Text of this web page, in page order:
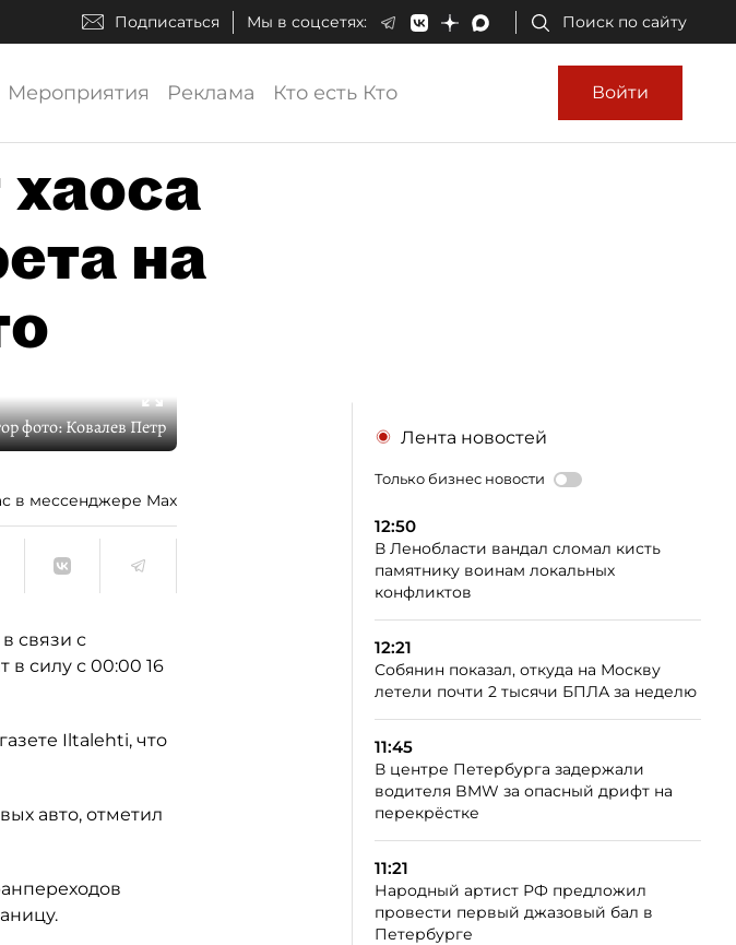
Подписаться Мы в соцсетях: Поиск по сайту
Мероприятия Реклама Кто есть Кто Войти
на
фото:Ковалев Петр
в мессенджере Max
связи с
силу с 00:00 16
Iltalehti, что
авто, отметил
Лента новостей
Только бизнес новости
12:50
В Ленобласти вандал сломал кисть
памятнику воинам локальных
конфликтов
12:21
Собянин показал, откуда на Москву
летели почти 2 тысячи БПЛА за неделю
11:45
В центре Петербурга задержали
водителя BMW за опасный дрифт на
перекрёстке
11:21
Народный артист РФ предложил
провести первый джазовый бал в
Петербурге